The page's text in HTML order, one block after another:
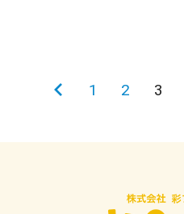
前1 2 3